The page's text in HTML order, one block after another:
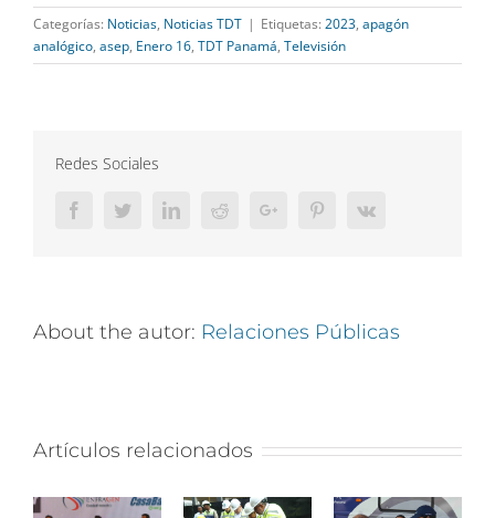
Categorías: Noticias, Noticias TDT | Etiquetas: 2023, apagón
analógico, asep, Enero 16, TDT Panamá, Televisión
Redes Sociales
FacebookTwitterLinkedInRedditGoogle+ PinterestVk
About the autor: Relaciones Públicas
Artículos relacionados